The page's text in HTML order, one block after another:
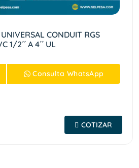
CONDUIT RGS
1/2´´ A 4´´ UL
Consulta WhatsApp
COTIZAR